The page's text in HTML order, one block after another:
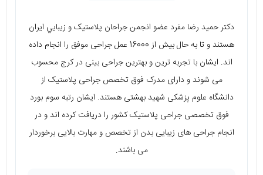
دکتر حمید رضا مفرد عضو انجمن جراحان پلاستيک و زيبايي ايران
هستند و تا به حال بیش از 16000 عمل جراحی موفق را انجام داده
اند. ایشان با تجربه ترین و بهترین جراحی بینی در کرج محسوب
می شوند و دارای مدرک فوق تخصص جراحی پلاستیک از
دانشگاه علوم پزشکی شهید بهشتی هستند. ایشان رتبه سوم بورد
فوق تخصصی جراحی پلاستیک کشور را دریافت کرده اند و در
انجام جراحی های زیبایی بدن از تخصص و مهارت بالایی برخوردار
می باشند.